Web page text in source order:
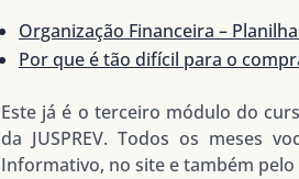
Organização Financeira –
Por que é tão difícil para o
Este já é o terceiro módulo do
da JUSPREV. Todos os meses
Informativo, no site e também